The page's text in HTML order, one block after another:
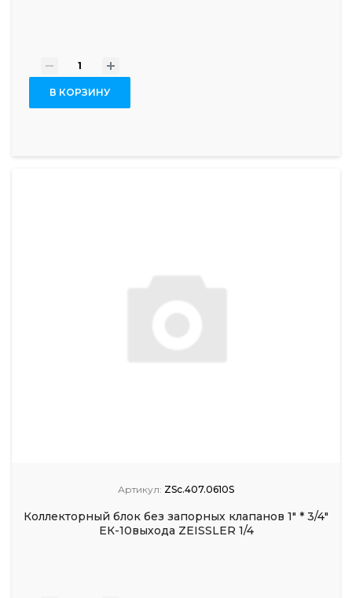
- +
В КОРЗИНУ
Артикул: ZSc.407.0610S
Коллекторный блок без запорных клапанов 1" * 3/4"
ЕК-10выхода ZEISSLER 1/4